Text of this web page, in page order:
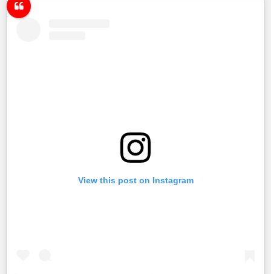
View this post on Instagram